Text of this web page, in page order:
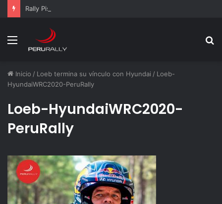
Rally Pisco 2026: todo listo para la gran final del RallyACP
Menú
Inicio / Loeb termina su vínculo con Hyundai / Loeb-
HyundaiWRC2020-PeruRally
Loeb-HyundaiWRC2020-
PeruRally